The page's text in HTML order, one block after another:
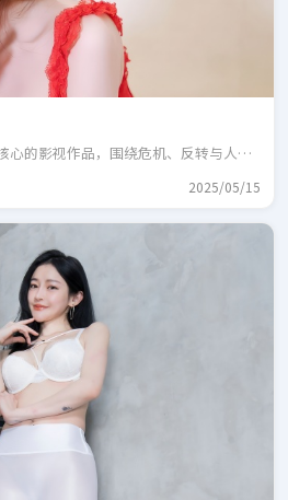
心的影视作品，围绕危机、反转与人物
2025/05/15